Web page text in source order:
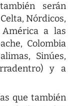
serán
Nórdicos,
América a las
Colombia
Sinúes,
y a
que también